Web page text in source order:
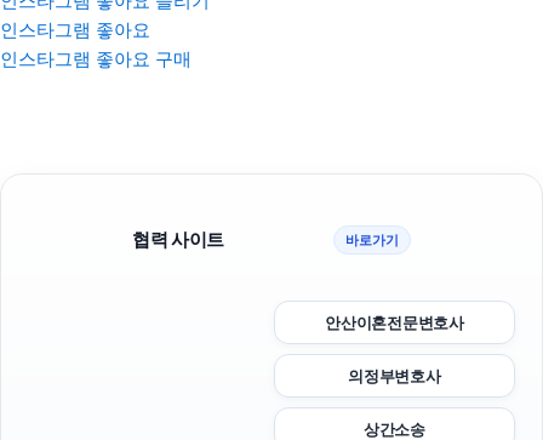
인스타그램 좋아요
인스타그램 좋아요 구매
협력 사이트 바로가기
안산이혼전문변호사
의정부변호사
상간소송